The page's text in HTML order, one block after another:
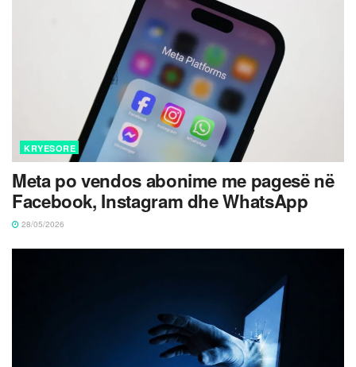
KRYESORE
Meta po vendos abonime me pagesë në
Facebook, Instagram dhe WhatsApp
28/05/2026